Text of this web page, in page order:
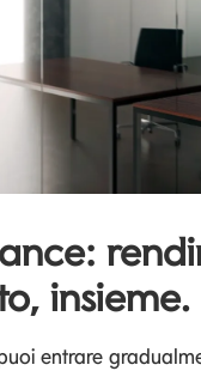
insieme.
entrare